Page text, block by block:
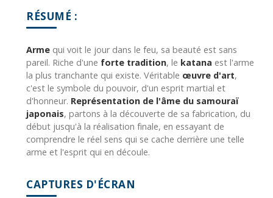
RÉSUMÉ :
Arme qui voit le jour dans le feu, sa beauté est sans
pareil. Riche d'une forte tradition, le katana est l'arme
la plus tranchante qui existe. Véritable œuvre d'art,
c'est le symbole du pouvoir, d'un esprit martial et
d'honneur. Représentation de l'âme du samouraï
japonais, partons à la découverte de sa fabrication, du
début jusqu'à la réalisation finale, en essayant de
comprendre le réel sens qui se cache derrière une telle
arme et l'esprit qui en découle.
CAPTURES D'ÉCRAN